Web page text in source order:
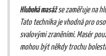
Hluboká masážse zaměřuje na
Tato technika je vhodná pro
svalovými zraněními. Masér
mohou být někdy trochu